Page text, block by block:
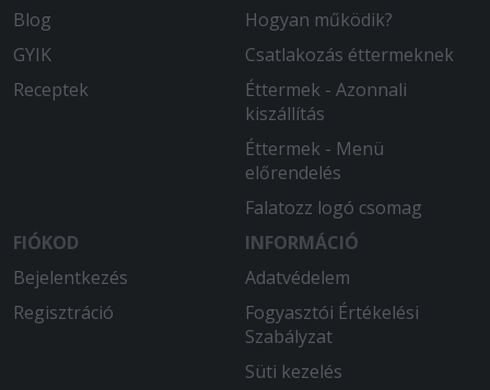
Blog
GYIK
Receptek
Hogyan működik?
Csatlakozás éttermeknek
Éttermek - Azonnali
kiszállítás
Éttermek - Menü
előrendelés
Falatozz logó csomag
FIÓKOD
Bejelentkezés
Regisztráció
INFORMÁCIÓ
Adatvédelem
Fogyasztói Értékelési
Szabályzat
Süti kezelés